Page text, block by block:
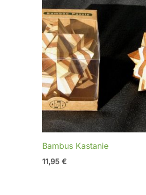
Bambus Kastanie
11,95 €